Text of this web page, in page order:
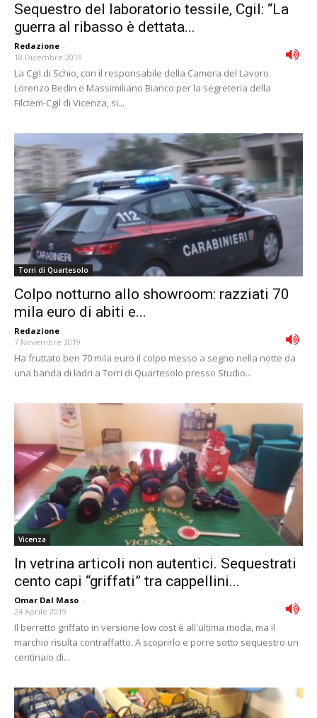
Sequestro del laboratorio tessile, Cgil: “La
guerra al ribasso è dettata...
Redazione -
18 Dicembre 2019
La Cgil di Schio, con il responsabile della Camera del Lavoro
Lorenzo Bedin e Massimiliano Bianco per la segreteria della
Filctem-Cgil di Vicenza, si...
Torri di Quartesolo
Colpo notturno allo showroom: razziati 70
mila euro di abiti e...
Redazione -
7 Novembre 2019
Ha fruttato ben 70 mila euro il colpo messo a segno nella notte da
una banda di ladri a Torri di Quartesolo presso Studio...
Vicenza
In vetrina articoli non autentici. Sequestrati
cento capi “griffati” tra cappellini...
Omar Dal Maso -
24 Aprile 2019
Il berretto griffato in versione low cost è all'ultima moda, ma il
marchio risulta contraffatto. A scoprirlo e porre sotto sequestro un
centinaio di...